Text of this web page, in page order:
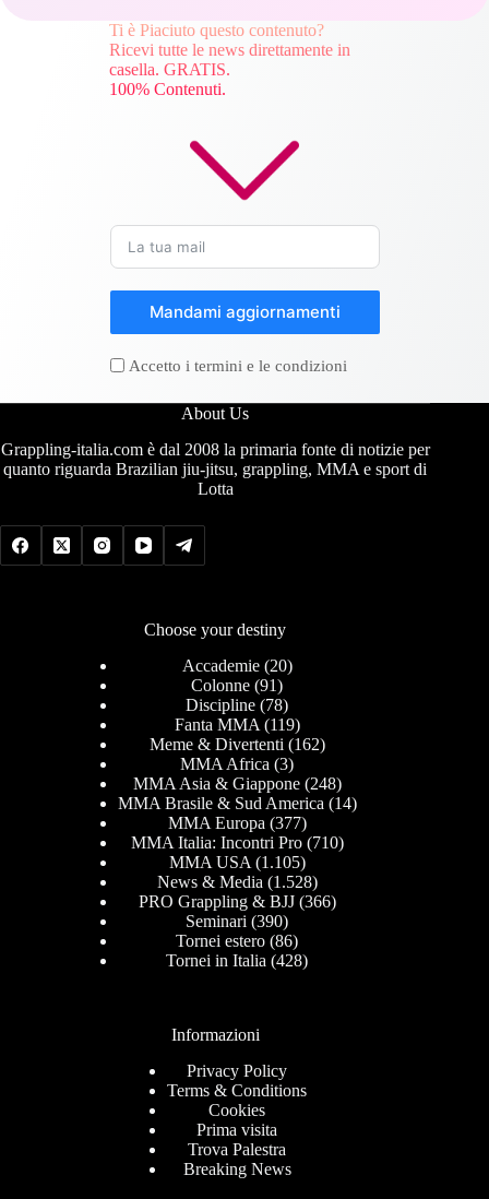
Ti è Piaciuto questo contenuto?
Ricevi tutte le news direttamente in
casella. GRATIS.
100% Contenuti.
Mandami aggiornamenti
Accetto i termini e le condizioni
About Us
Grappling-italia.com è dal 2008 la primaria fonte di notizie per
quanto riguarda Brazilian jiu-jitsu, grappling, MMA e sport di
Lotta
Choose your destiny
Accademie(20)
Colonne (91)
Discipline (78)
Fanta MMA (119)
Meme & Divertenti (162)
MMA Africa (3)
MMA Asia & Giappone(248)
MMA Brasile & Sud America (14)
MMA Europa (377)
MMA Italia: Incontri Pro(710)
MMA USA (1.105)
News & Media (1.528)
PRO Grappling & BJJ(366)
Seminari (390)
Tornei estero (86)
Tornei in Italia (428)
Informazioni
Privacy Policy
Terms & Conditions
Cookies
Prima visita
Trova Palestra
Breaking News